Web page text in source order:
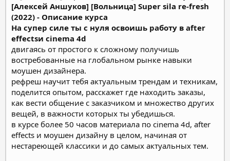
[Алексей Аншуков] [Вольница] Super sila re-fresh
(2022) - Описание курса
На супер силе ты с нуля освоишь работу в after
effectsи cinema 4d
двигаясь от простого к сложному получишь
востребованные на глобальном рынке навыки
моушен дизайнера.
рефреш научит тебя актуальным трендам и техникам,
поделится опытом, расскажет где находить заказы,
как вести общение с заказчиком и множество других
вещей, в важности которых ты убедишься.
в курсе более 50 часов материала по cinema 4d, after
effects и моушен дизайну в целом, начиная от
нестареющей классики и до самых актуальных тем.